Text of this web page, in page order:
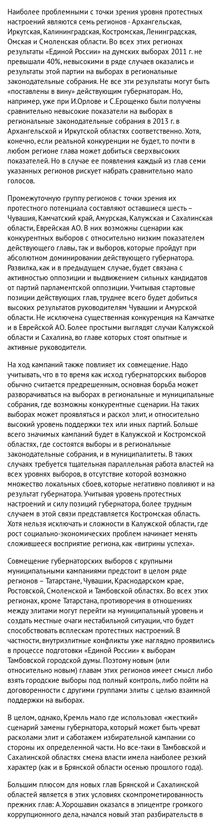
Наиболее проблемными с точки зрения уровня протестных
настроений являются семь регионов - Архангельская,
Иркутская, Калининградская, Костромская, Ленинградская,
Омская и Смоленская области. Во всех этих регионах
результаты «Единой России» на думских выборах 2011 г. не
превышали 40%, невысокими в ряде случаев оказались и
результаты этой партии на выборах в региональные
законодательные собрания. Не все эти результаты могут быть
«поставлены в вину» действующим губернаторам. Но,
например, уже при И.Орлове и С.Ерощенко были получены
сравнительно невысокие показатели на выборах в
региональные законодательные собрания в 2013 г. в
Архангельской и Иркутской областях соответственно. Хотя,
конечно, если реальной конкуренции не будет, то почти в
любом регионе глава может добиться сверхвысоких
показателей. Но в случае ее появления каждый из глав семи
указанных регионов рискует набрать сравнительно мало
голосов.
Промежуточную группу регионов с точки зрения их
протестного потенциала составляют оставшиеся шесть –
Чувашия, Камчатский край, Амурская, Калужская и Сахалинская
области, Еврейская АО. В них возможны сценарии как
конкурентных выборов с относительно низким показателем
действующего главы, так и выборов, которые пройдут при
абсолютном доминировании действующего губернатора.
Развилка, как и в предыдущем случае, будет связана с
активностью оппозиции и выдвижением сильных кандидатов
от партий парламентской оппозиции. Учитывая стартовые
позиции действующих глав, труднее всего будет добиться
высоких результатов руководителям Чувашии и Амурской
области. Не исключена существенная конкуренция на Камчатке
и в Еврейской АО. Более простыми выглядят случаи Калужской
области и Сахалина, во главе которых стоят опытные и
активные руководители.
На ход кампаний также повлияет их совмещение. Надо
учитывать, что в то время как исход губернаторских выборов
обычно считается предрешенным, основная борьба может
разворачиваться на выборах в региональные и муниципальные
собрания, где возможны конкурентные сценарии. На таких
выборах может проявляться и раскол элит, и относительно
высокий уровень поддержки тех или иных партий. Больше
всего значимых кампаний будет в Калужской и Костромской
областях, где состоятся выборы и в региональные
законодательные собрания, и в муниципалитеты. В таких
случаях требуется тщательная параллельная работа властей на
всех уровнях выборов, в отсутствие которой возможно
множество локальных сбоев, которые негативно повлияют и на
результат губернатора. Учитывая уровень протестных
настроений и силу позиций губернатора, более трудным
случаем в этой связи представляется Костромская область.
Хотя нельзя исключать и сложности в Калужской области, где
рост социально-экономических проблем начинает менять
сложившееся восприятие региона, как «витрины успеха».
Совмещение губернаторских выборов с крупными
муниципальными кампаниями предстоит в целом ряде
регионов – Татарстане, Чувашии, Краснодарском крае,
Ростовской, Смоленской и Тамбовской областях. Во всех этих
регионах, кроме Татарстана, противоречия в отношениях
между элитами могут перейти на муниципальный уровень и
создать местные очаги нестабильной ситуации, что будет
способствовать всплескам протестных настроений. В
частности, внутриэлитные конфликты уже наглядно проявились
в процессе подготовки «Единой России» к выборам
Тамбовской городской думы. Поэтому новым (или
относительно новым) главам этих регионов имеет смысл либо
взять городские выборы под полный контроль, либо пойти на
договоренности с другими группами элиты с целью взаимной
поддержки на выборах.
В целом, однако, Кремль мало где использовал «жесткий»
сценарий замены губернатора, который может быть чреват
расколами элит и саботажем избирательной кампании со
стороны их определенной части. Но все-таки в Тамбовской и
Сахалинской областях смена власти имела наиболее резкий
характер (как и в Брянской области осенью прошлого года).
Большим плюсом для новых глав Брянской и Сахалинской
областей является в этих условиях скомпрометированность
прежних глав: А.Хорошавин оказался в эпицентре громкого
коррупционного дела, начался новый этап разбирательств в